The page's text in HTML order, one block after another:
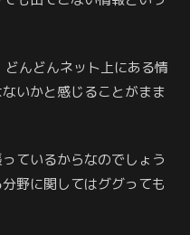
んどんネット上にある情
いかと感じることがまま
ているからなのでしょう
野に関してはググっても